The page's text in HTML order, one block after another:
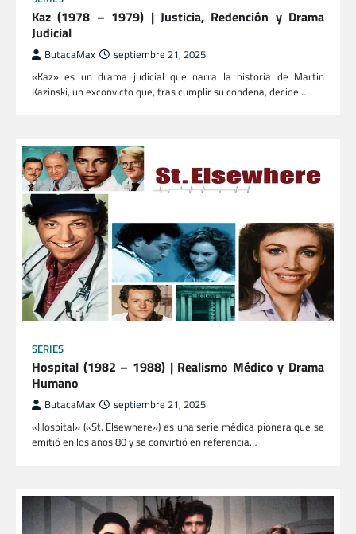
Kaz (1978 – 1979) | Justicia, Redención y Drama
Judicial
ButacaMax septiembre 21, 2025
«Kaz» es un drama judicial que narra la historia de Martin
Kazinski, un exconvicto que, tras cumplir su condena, decide…
SERIES
Hospital (1982 – 1988) | Realismo Médico y Drama
Humano
ButacaMax septiembre 21, 2025
«Hospital» («St. Elsewhere») es una serie médica pionera que se
emitió en los años 80 y se convirtió en referencia…